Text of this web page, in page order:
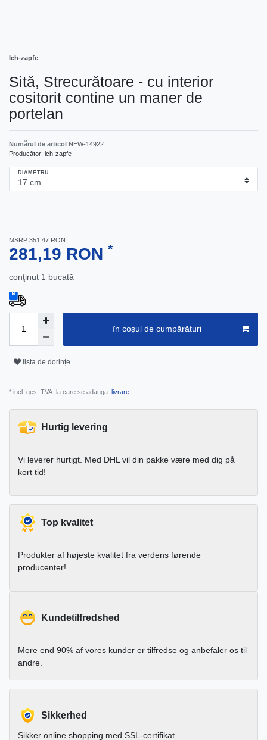
Ich-zapfe
Sită, Strecurătoare - cu interior
cositorit contine un maner de
portelan
Numărul de articol NEW-14922
Producător: ich-zapfe
DIAMETRU
MSRP 351,47 RON
281,19 RON *
conţinut 1 bucată
în coșul de cumpărături
lista de dorințe
* incl. ges. TVA. la care se adauga. livrare
Hurtig levering
Vi leverer hurtigt. Med DHL vil din pakke være med dig på
kort tid!
Top kvalitet
Produkter af højeste kvalitet fra verdens førende
producenter!
Kundetilfredshed
Mere end 90% af vores kunder er tilfredse og anbefaler os til
andre.
Sikkerhed
Sikker online shopping med SSL-certifikat.